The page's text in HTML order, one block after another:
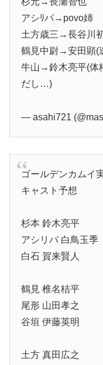
アシﾘパ→povo姉
土方歳三→長谷川
鶴見中尉→安田顕(
牛山→鈴木亮平(体
だし…)
— asahi721
ゴールデンカムイ
キャスト予想
杉本 鈴木亮平
アシリパ 白鳥玉季
白石 賀来賢人
鶴見 椎名桔平
尾形 山田孝之
谷垣 伊藤英明
土方 真田広之